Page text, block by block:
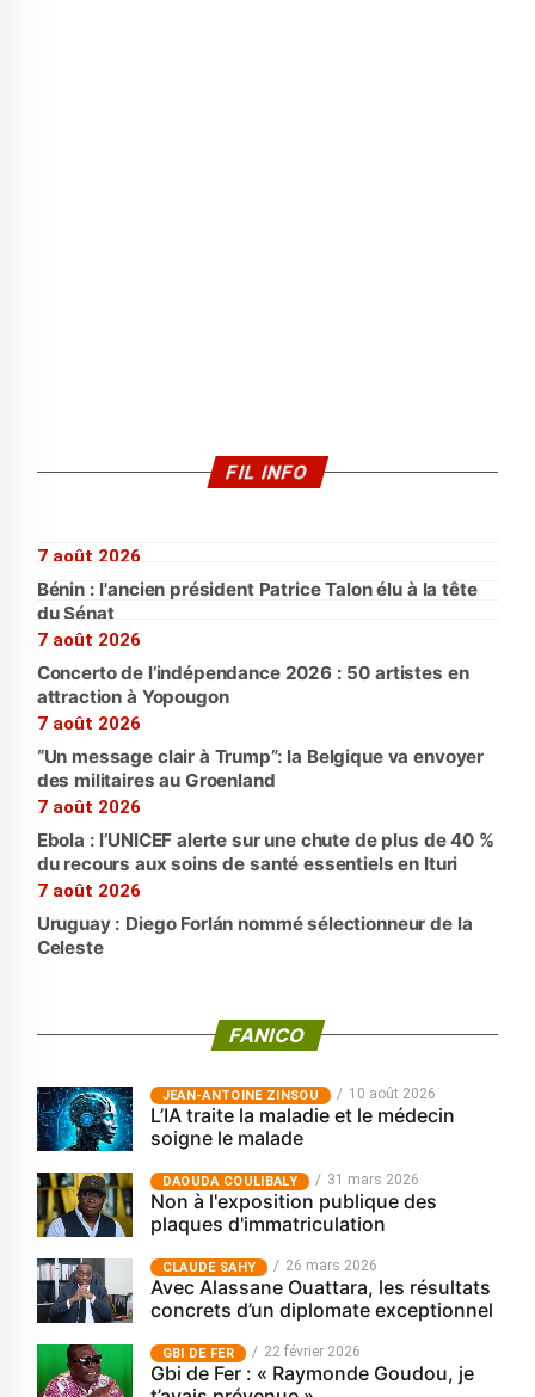
FIL INFO
7 août 2026
Bénin : l'ancien président Patrice Talon élu à la tête
du Sénat
7 août 2026
Concerto de l’indépendance 2026 : 50 artistes en
attraction à Yopougon
7 août 2026
“Un message clair à Trump”: la Belgique va envoyer
des militaires au Groenland
7 août 2026
Ebola : l’UNICEF alerte sur une chute de plus de 40 %
du recours aux soins de santé essentiels en Ituri
7 août 2026
Uruguay : Diego Forlán nommé sélectionneur de la
Celeste
FANICO
JEAN-ANTOINE ZINSOU 10 août 2026
L’IA traite la maladie et le médecin
soigne le malade
‎DAOUDA COULIBALY 31 mars 2026
Non à l'exposition publique des
plaques d'immatriculation
CLAUDE SAHY 26 mars 2026
Avec Alassane Ouattara, les résultats
concrets d’un diplomate exceptionnel
GBI DE FER 22 février 2026
Gbi de Fer : « Raymonde Goudou, je